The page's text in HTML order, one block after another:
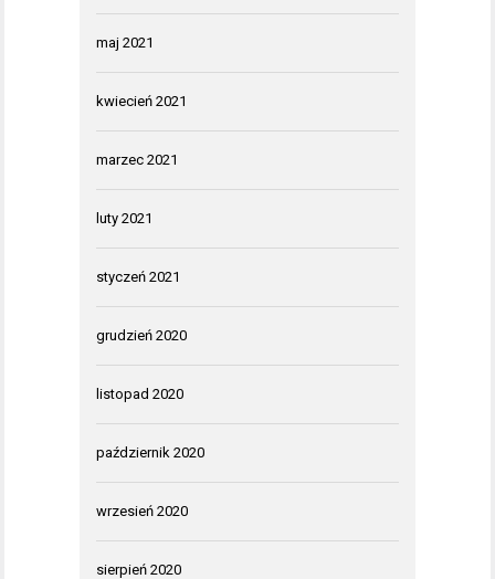
maj 2021
kwiecień 2021
marzec 2021
luty 2021
styczeń 2021
grudzień 2020
listopad 2020
październik 2020
wrzesień 2020
sierpień 2020